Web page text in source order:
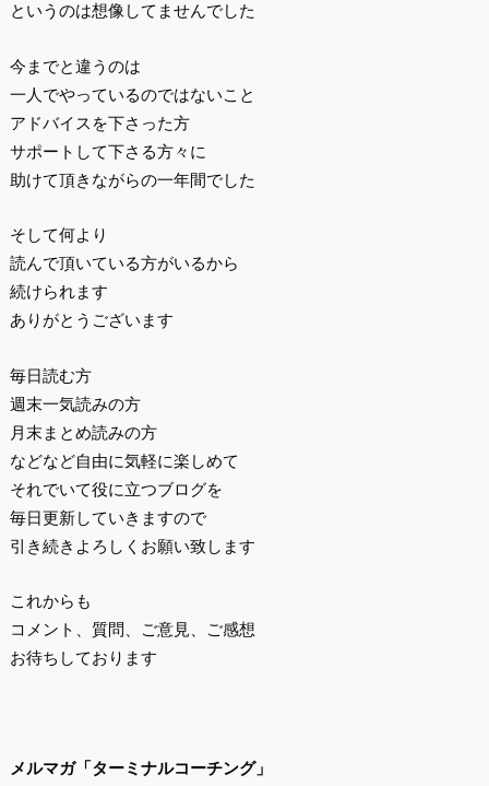
というのは想像してませんでした
今までと違うのは
一人でやっているのではないこと
アドバイスを下さった方
サポートして下さる方々に
助けて頂きながらの一年間でした
そして何より
読んで頂いている方がいるから
続けられます
ありがとうございます
毎日読む方
週末一気読みの方
月末まとめ読みの方
などなど自由に気軽に楽しめて
それでいて役に立つブログを
毎日更新していきますので
引き続きよろしくお願い致します
これからも
コメント、質問、ご意見、ご感想
お待ちしております
メルマガ「ターミナルコーチング」